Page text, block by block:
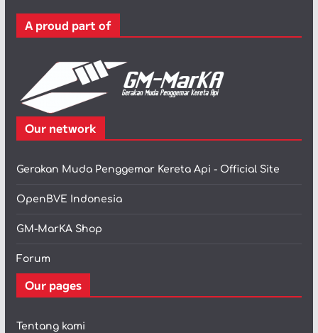
r
A proud part of
Our network
Gerakan Muda Penggemar Kereta Api - Official Site
OpenBVE Indonesia
GM-MarKA Shop
Forum
Our pages
Tentang kami